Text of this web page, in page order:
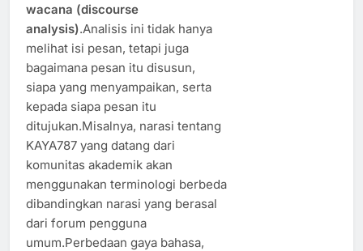
wacana (discourse
analysis).Analisis ini tidak hanya
melihat isi pesan, tetapi juga
bagaimana pesan itu disusun,
siapa yang menyampaikan, serta
kepada siapa pesan itu
ditujukan.Misalnya, narasi tentang
KAYA787 yang datang dari
komunitas akademik akan
menggunakan terminologi berbeda
dibandingkan narasi yang berasal
dari forum pengguna
umum.Perbedaan gaya bahasa,